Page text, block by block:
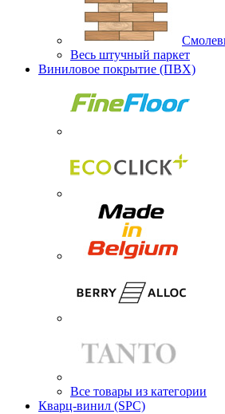
Весь штучный паркет
Виниловое покрытие (ПВХ)
Все товары из категории
Кварц-винил (SPC)